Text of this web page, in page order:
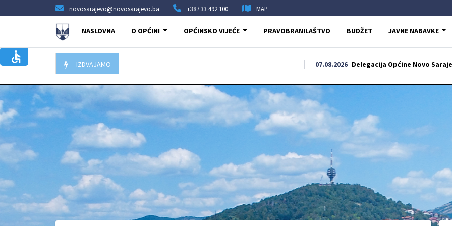
novosarajevo@novosarajevo.ba +387 33 492 100 MAP
NASLOVNA O OPĆINI OPĆINSKO VIJEĆE PRAVOBRANILAŠTVO BUDŽET JAVNE NABAVKE
IZDVAJAMO Delegacija Općine Novo Sarajevo odala